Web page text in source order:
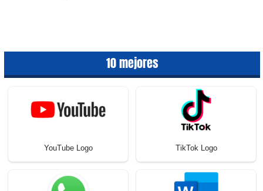
10 mejores
YouTube Logo TikTok Logo